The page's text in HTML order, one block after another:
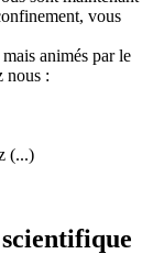
vous
animés par le
nous :
(...)